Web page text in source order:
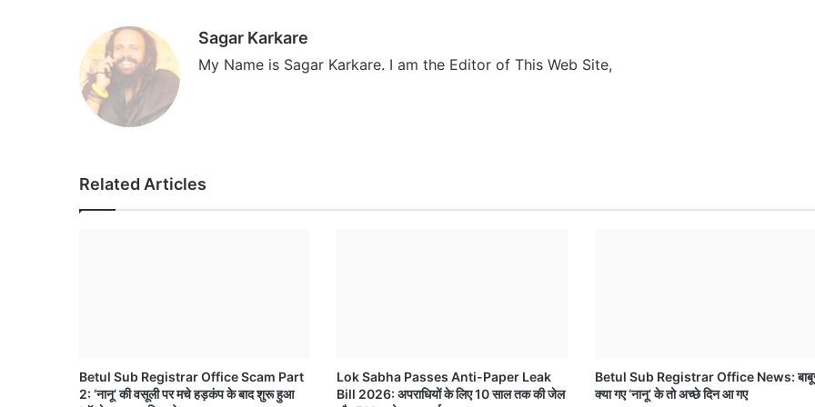
Sagar Karkare
My Name is Sagar Karkare. I am the Editor of This Web Site,
Related Articles
Betul Sub Registrar Office Scam Part
2: ‘नानू’ की वसूली पर मचे हड़कंप के बाद शुरू हुआ
Lok Sabha Passes Anti-Paper Leak
Bill 2026: अपराधियों के लिए 10 साल तक की जेल
Betul Sub Registrar Office News:
क्या गए ‘नानू’ के तो अच्छे दिन आ गए